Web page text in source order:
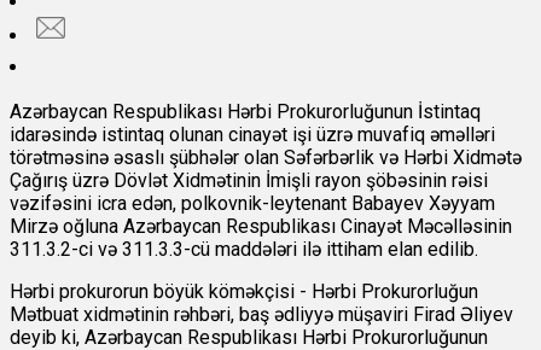
Azərbaycan Respublikası Hərbi Prokurorluğunun İstintaq
idarəsində istintaq olunan cinayət işi üzrə muvafiq əməlləri
törətməsinə əsaslı şübhələr olan Səfərbərlik və Hərbi Xidmətə
Çağırış üzrə Dövlət Xidmətinin İmişli rayon şöbəsinin rəisi
vəzifəsini icra edən, polkovnik-leytenant Babayev Xəyyam
Mirzə oğluna Azərbaycan Respublikası Cinayət Məcəlləsinin
311.3.2-ci və 311.3.3-cü maddələri ilə ittiham elan edilib.
Hərbi prokurorun böyük köməkçisi - Hərbi Prokurorluğun
Mətbuat xidmətinin rəhbəri, baş ədliyyə müşaviri Firad Əliyev
deyib ki, Azərbaycan Respublikası Hərbi Prokurorluğunun